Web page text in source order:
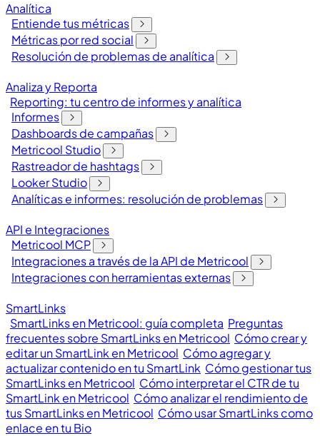
Analítica
Entiende tus métricas
Métricas por red social
Resolución de problemas de analítica
Analiza y Reporta
Reporting: tu centro de informes y analítica
Informes
Dashboards de campañas
Metricool Studio
Rastreador de hashtags
Looker Studio
Analíticas e informes: resolución de problemas
API e Integraciones
Metricool MCP
Integraciones a través de la API de Metricool
Integraciones con herramientas externas
SmartLinks
SmartLinks en Metricool: guía completa Preguntas
frecuentes sobre SmartLinks en Metricool Cómo crear y
editar un SmartLink en Metricool Cómo agregar y
actualizar contenido en tu SmartLink Cómo gestionar tus
SmartLinks en Metricool Cómo interpretar el CTR de tu
SmartLink en Metricool Cómo analizar el rendimiento de
tus SmartLinks en Metricool Cómo usar SmartLinks como
enlace en tu Bio